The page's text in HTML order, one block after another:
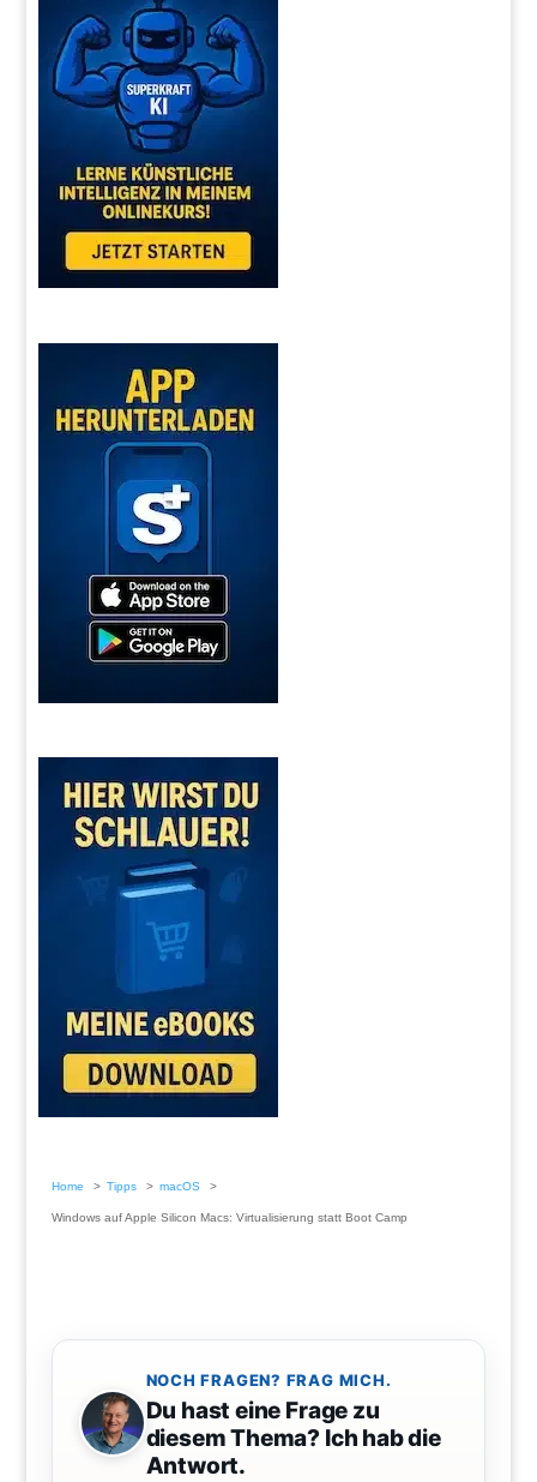
Home Tipps macOS
Windows auf Apple Silicon Macs: Virtualisierung statt Boot Camp
NOCH FRAGEN? FRAG MICH.
Du hast eine Frage zu
diesem Thema? Ich hab die
Antwort.